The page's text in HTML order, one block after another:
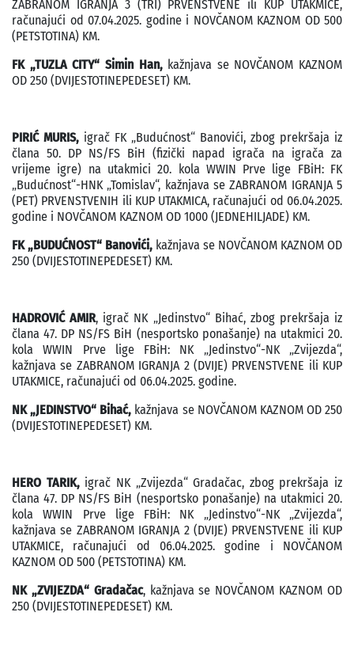
ZABRANOM IGRANJA 3 (TRI) PRVENSTVENE ili KUP UTAKMICE,
računajući od 07.04.2025. godine i NOVČANOM KAZNOM OD 500
(PETSTOTINA) KM.
FK „TUZLA CITY“ Simin Han, kažnjava se NOVČANOM KAZNOM
OD 250 (DVIJESTOTINEPEDESET) KM.
PIRIĆ MURIS, igrač FK „Budućnost“ Banovići, zbog prekršaja iz
člana 50. DP NS/FS BiH (fizički napad igrača na igrača za
vrijeme igre) na utakmici 20. kola WWIN Prve lige FBiH: FK
„Budućnost“-HNK „Tomislav“, kažnjava se ZABRANOM IGRANJA 5
(PET) PRVENSTVENIH ili KUP UTAKMICA, računajući od 06.04.2025.
godine i NOVČANOM KAZNOM OD 1000 (JEDNEHILJADE) KM.
FK „BUDUĆNOST“ Banovići, kažnjava se NOVČANOM KAZNOM OD
250 (DVIJESTOTINEPEDESET) KM.
HADROVIĆ AMIR, igrač NK „Jedinstvo“ Bihać, zbog prekršaja iz
člana 47. DP NS/FS BiH (nesportsko ponašanje) na utakmici 20.
kola WWIN Prve lige FBiH: NK „Jedinstvo“-NK „Zvijezda“,
kažnjava se ZABRANOM IGRANJA 2 (DVIJE) PRVENSTVENE ili KUP
UTAKMICE, računajući od 06.04.2025. godine.
NK „JEDINSTVO“ Bihać, kažnjava se NOVČANOM KAZNOM OD 250
(DVIJESTOTINEPEDESET) KM.
HERO TARIK,igrač NK „Zvijezda“ Gradačac, zbog prekršaja iz
člana 47. DP NS/FS BiH (nesportsko ponašanje) na utakmici 20.
kola WWIN Prve lige FBiH: NK „Jedinstvo“-NK „Zvijezda“,
kažnjava se ZABRANOM IGRANJA 2 (DVIJE) PRVENSTVENE ili KUP
UTAKMICE, računajući od 06.04.2025. godine i NOVČANOM
KAZNOM OD 500 (PETSTOTINA) KM.
NK „ZVIJEZDA“ Gradačac, kažnjava se NOVČANOM KAZNOM OD
250 (DVIJESTOTINEPEDESET) KM.